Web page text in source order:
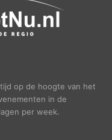
op de hoogte van het
in de
per week.